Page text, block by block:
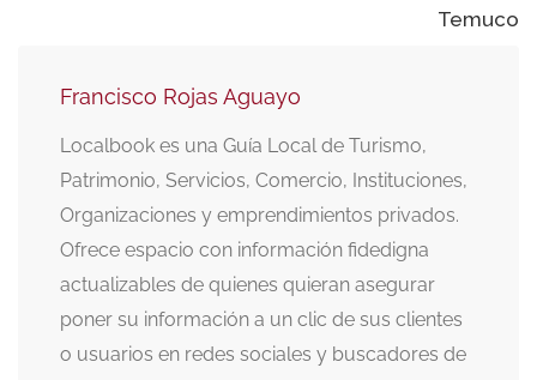
Temuco
Francisco Rojas Aguayo
Localbook es una Guía Local de Turismo,
Patrimonio, Servicios, Comercio, Instituciones,
Organizaciones y emprendimientos privados.
Ofrece espacio con información fidedigna
actualizables de quienes quieran asegurar
poner su información a un clic de sus clientes
o usuarios en redes sociales y buscadores de